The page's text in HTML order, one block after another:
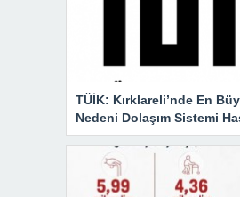
TÜİK: Kırklareli’nde En
Nedeni Dolaşım Sistemi